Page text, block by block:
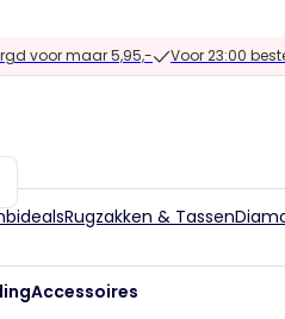
voor maar 5,95,- Voor 23:00
Accessoires
Rugzakken & Tassen